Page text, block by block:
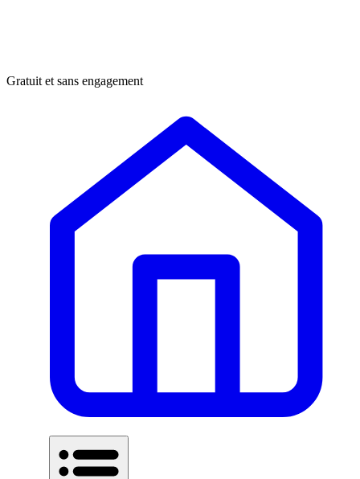
Gratuit et sans engagement